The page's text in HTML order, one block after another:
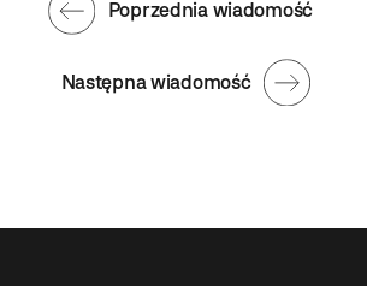
Następna wiadomość
Poprzednia wiadomość